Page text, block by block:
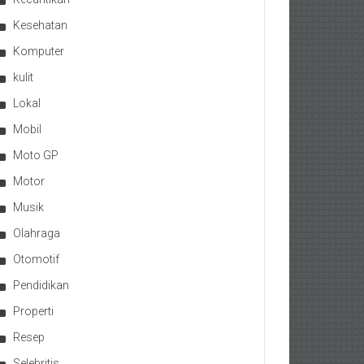
Kesehatan
Komputer
kulit
Lokal
Mobil
Moto GP
Motor
Musik
Olahraga
Otomotif
Pendidikan
Properti
Resep